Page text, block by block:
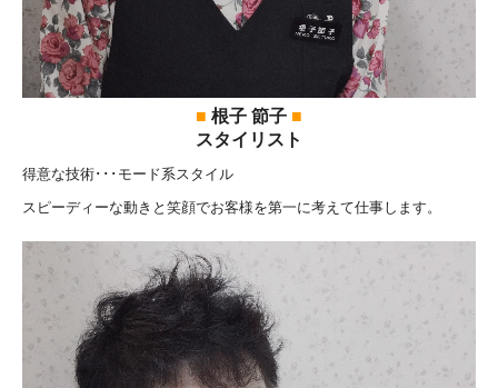
■ 根子 節子 ■
スタイリスト
得意な技術･･･モード系スタイル
スピーディーな動きと笑顔でお客様を第一に考えて仕事します。